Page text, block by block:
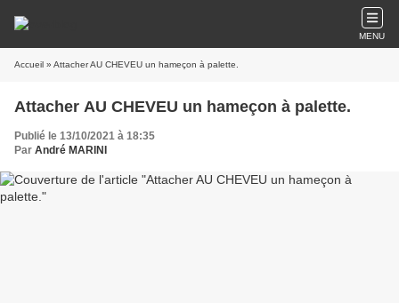
MENU
Accueil » Attacher AU CHEVEU un hameçon à palette.
Attacher AU CHEVEU un hameçon à palette.
Publié le 13/10/2021 à 18:35
Par André MARINI